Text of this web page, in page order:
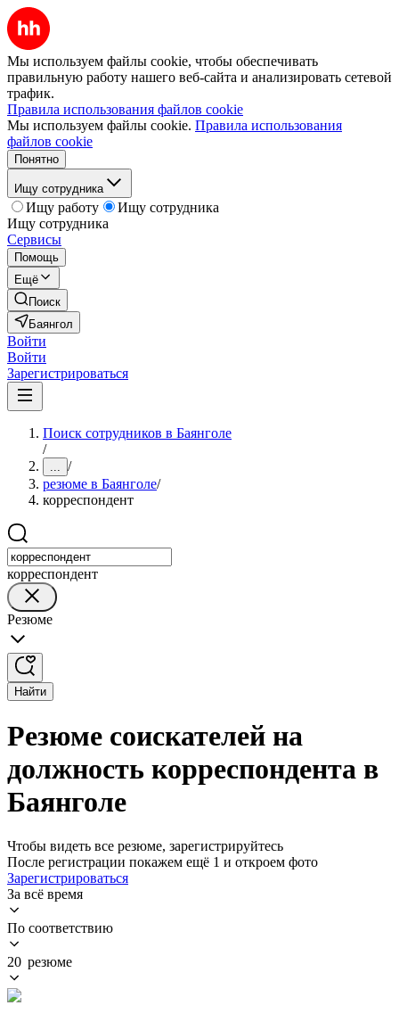
Мы используем файлы cookie, чтобы обеспечивать
правильную работу нашего веб-сайта и анализировать сетевой
трафик.
Правила использования файлов cookie
Мы используем файлы cookie. Правила использования
файлов cookie
Понятно
Ищу сотрудника
Ищу работу
Ищу сотрудника
Ищу сотрудника
Сервисы
Помощь
Ещё
Поиск
Баянгол
Войти
Войти
Зарегистрироваться
Поиск сотрудников в Баянголе
/
... /
резюме в Баянголе/
корреспондент
корреспондент
Резюме
Найти
Резюме соискателей на
должность корреспондента в
Баянголе
Чтобы видеть все резюме, зарегистрируйтесь
После регистрации покажем ещё 1 и откроем фото
Зарегистрироваться
За всё время
По соответствию
20 резюме